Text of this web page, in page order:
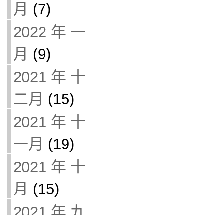
月 (7)
2022 年 一
月 (9)
2021 年 十
二月 (15)
2021 年 十
一月 (19)
2021 年 十
月 (15)